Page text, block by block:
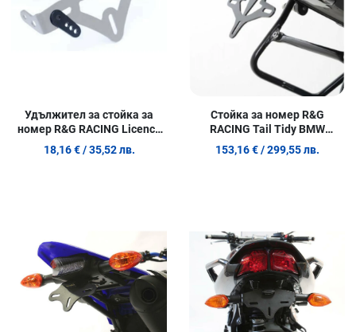
Удължител за стойка за
номер R&G RACING Licence
Plate Extension/Adapter Kit
For Tail Tidy
18,16 € / 35,52 лв.
Стойка за номер R&G
RACING Tail Tidy BMW
S1000XR 15-19
153,16 € / 299,55 лв.
Сравни продукт
Quick View